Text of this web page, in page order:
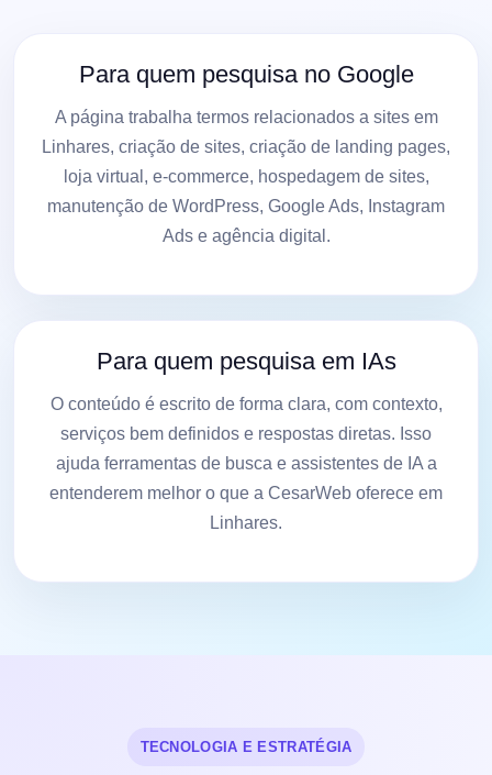
Para quem pesquisa no Google
A página trabalha termos relacionados a sites em
Linhares, criação de sites, criação de landing pages,
loja virtual, e-commerce, hospedagem de sites,
manutenção de WordPress, Google Ads, Instagram
Ads e agência digital.
Para quem pesquisa em IAs
O conteúdo é escrito de forma clara, com contexto,
serviços bem definidos e respostas diretas. Isso
ajuda ferramentas de busca e assistentes de IA a
entenderem melhor o que a CesarWeb oferece em
Linhares.
TECNOLOGIA E ESTRATÉGIA